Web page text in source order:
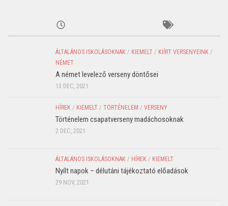
ÁLTALÁNOS ISKOLÁSOKNAK / KIEMELT / KIÍRT VERSENYEINK /
NÉMET
A német levelező verseny döntősei
13 DEC, 2021
HÍREK / KIEMELT / TÖRTÉNELEM / VERSENY
Történelem csapatverseny madáchosoknak
2 DEC, 2021
ÁLTALÁNOS ISKOLÁSOKNAK / HÍREK / KIEMELT
Nyílt napok – délutáni tájékoztató előadások
29 NOV, 2021